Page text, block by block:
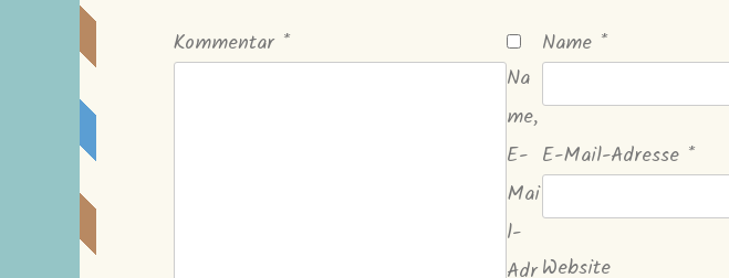
Kommentar * Name *
E-Mail-Adresse *
Website
Na
me,
E-
Mai
l-
Adr